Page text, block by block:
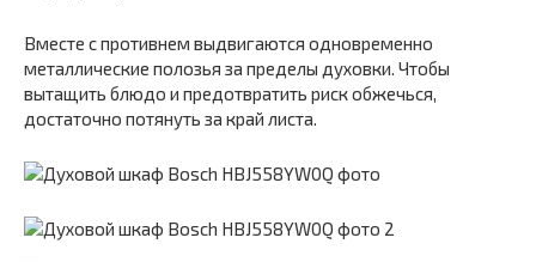
Вместе с противнем выдвигаются одновременно
металлические полозья за пределы духовки. Чтобы
вытащить блюдо и предотвратить риск обжечься,
достаточно потянуть за край листа.